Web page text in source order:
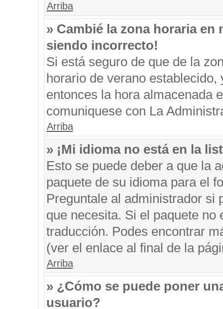
Arriba
» Cambié la zona horaria
siendo incorrecto!
Si está seguro de que de la
horario de verano
entonces la hora almacenada
comuniquese con La
Arriba
» ¡Mi idioma no está en la
Esto se puede deber a que la
paquete de su idioma para el
Preguntale al administrador si
que necesita. Si el paquete
traducción. Podes encontrar
(ver el enlace al final de la
Arriba
» ¿Cómo se puede poner
usuario?